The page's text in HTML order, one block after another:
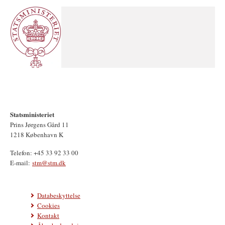
Statsministeriet
Prins Jørgens Gård 11
1218 København K
Telefon: +45 33 92 33 00
E-mail: stm@stm.dk
Databeskyttelse
Cookies
Kontakt